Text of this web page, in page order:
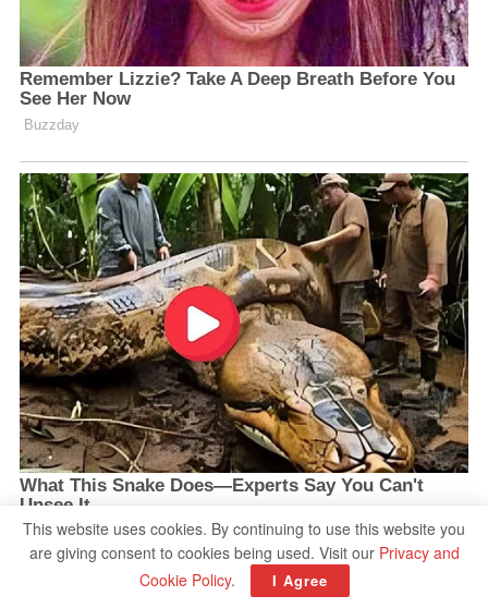
This website uses cookies. By continuing to use this website you
are giving consent to cookies being used. Visit our Privacy and
Cookie Policy. I Agree